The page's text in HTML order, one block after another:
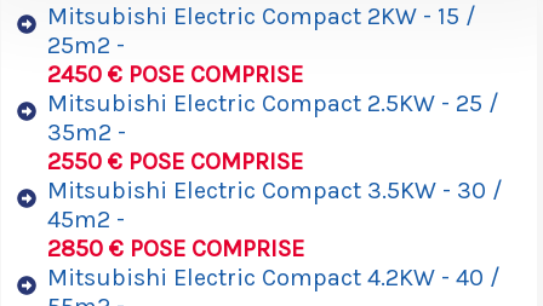
Mitsubishi Electric Compact 2KW - 15 /
25m2 -
2450 € POSE COMPRISE
Mitsubishi Electric Compact 2.5KW - 25 /
35m2 -
2550 € POSE COMPRISE
Mitsubishi Electric Compact 3.5KW - 30 /
45m2 -
2850 € POSE COMPRISE
Mitsubishi Electric Compact 4.2KW - 40 /